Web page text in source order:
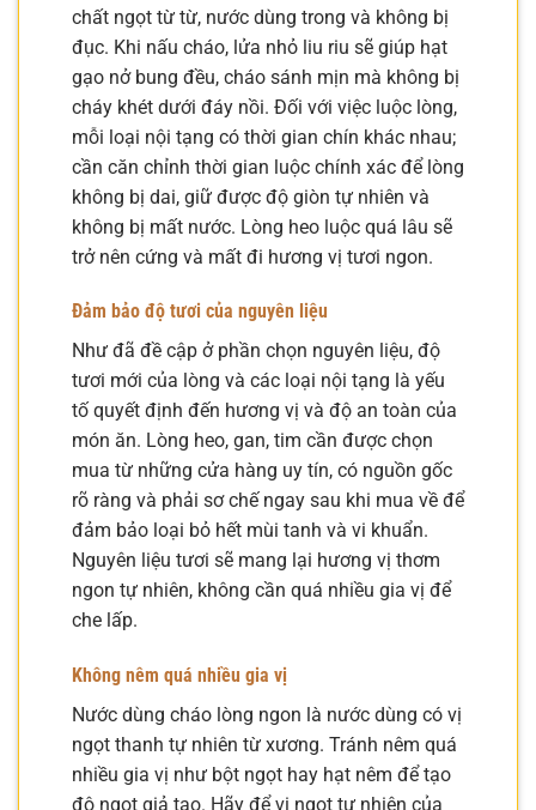
chất ngọt từ từ, nước dùng trong và không bị
đục. Khi nấu cháo, lửa nhỏ liu riu sẽ giúp hạt
gạo nở bung đều, cháo sánh mịn mà không bị
cháy khét dưới đáy nồi. Đối với việc luộc lòng,
mỗi loại nội tạng có thời gian chín khác nhau;
cần căn chỉnh thời gian luộc chính xác để lòng
không bị dai, giữ được độ giòn tự nhiên và
không bị mất nước. Lòng heo luộc quá lâu sẽ
trở nên cứng và mất đi hương vị tươi ngon.
Đảm bảo độ tươi của nguyên liệu
Như đã đề cập ở phần chọn nguyên liệu, độ
tươi mới của lòng và các loại nội tạng là yếu
tố quyết định đến hương vị và độ an toàn của
món ăn. Lòng heo, gan, tim cần được chọn
mua từ những cửa hàng uy tín, có nguồn gốc
rõ ràng và phải sơ chế ngay sau khi mua về để
đảm bảo loại bỏ hết mùi tanh và vi khuẩn.
Nguyên liệu tươi sẽ mang lại hương vị thơm
ngon tự nhiên, không cần quá nhiều gia vị để
che lấp.
Không nêm quá nhiều gia vị
Nước dùng cháo lòng ngon là nước dùng có vị
ngọt thanh tự nhiên từ xương. Tránh nêm quá
nhiều gia vị như bột ngọt hay hạt nêm để tạo
độ ngọt giả tạo. Hãy để vị ngọt tự nhiên của